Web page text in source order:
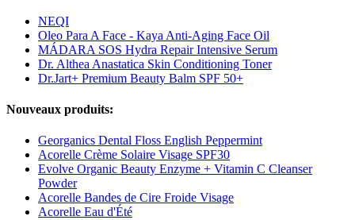
NEQI
Oleo Para A Face - Kaya Anti-Aging Face Oil
MÁDARA SOS Hydra Repair Intensive Serum
Dr. Althea Anastatica Skin Conditioning Toner
Dr.Jart+ Premium Beauty Balm SPF 50+
Nouveaux produits:
Georganics Dental Floss English Peppermint
Acorelle Crème Solaire Visage SPF30
Evolve Organic Beauty Enzyme + Vitamin C Cleanser
Powder
Acorelle Bandes de Cire Froide Visage
Acorelle Eau d'Été